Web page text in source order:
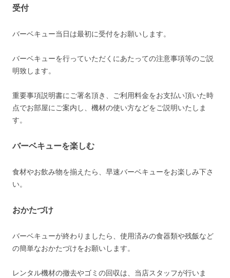
受付
バーベキュー当日は最初に受付をお願いします。
バーベキューを行っていただくにあたっての注意事項等のご説
明致します。
重要事項説明書にご署名頂き、ご利用料金をお支払い頂いた時
点でお部屋にご案内し、機材の使い方などをご説明いたしま
す。
バーベキューを楽しむ
食材やお飲み物を揃えたら、早速バーベキューをお楽しみ下さ
い。
おかたづけ
バーベキューが終わりましたら、使用済みの食器類や残飯など
の簡単なおかたづけをお願いします。
レンタル機材の撤去やゴミの回収は、当店スタッフが行いま